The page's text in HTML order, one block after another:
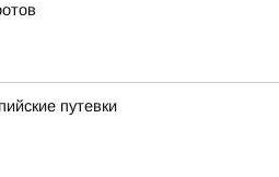
путевки